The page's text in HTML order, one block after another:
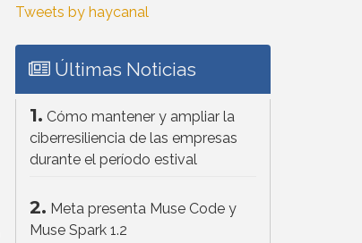
Tweets by haycanal
Últimas Noticias
1. Cómo mantener y ampliar la
ciberresiliencia de las empresas
durante el período estival
2. Meta presenta Muse Code y
Muse Spark 1.2